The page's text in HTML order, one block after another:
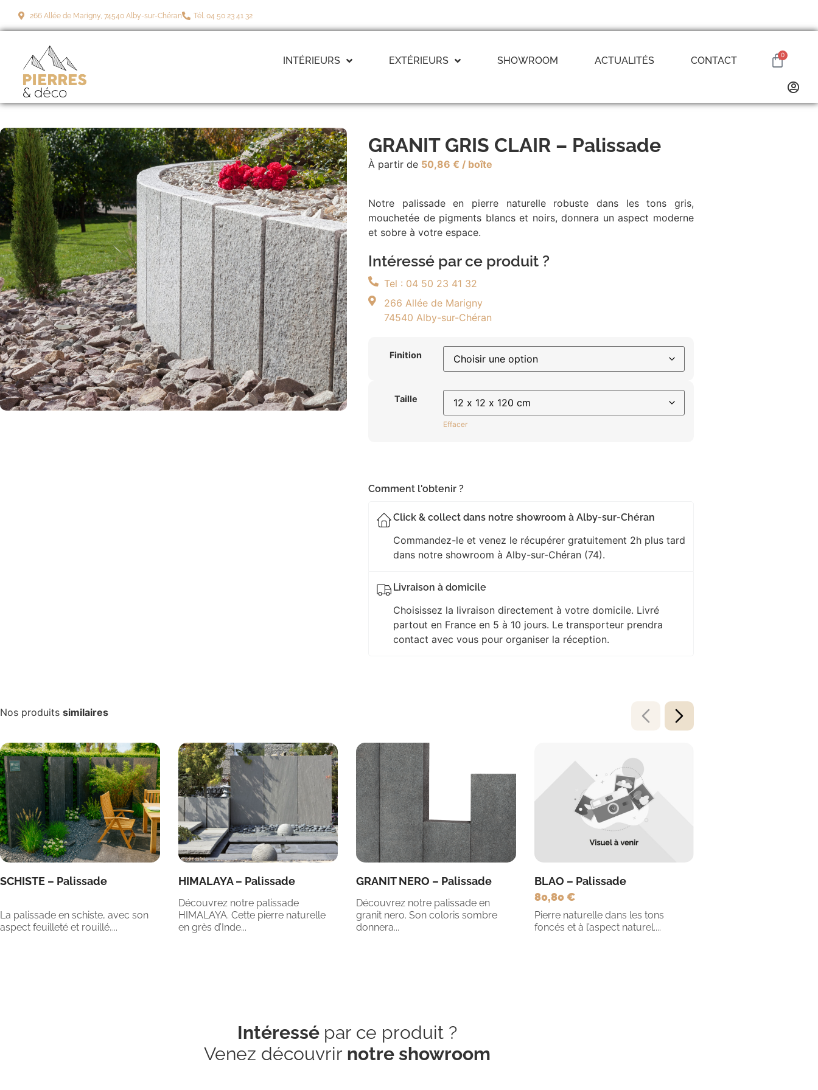
266 Allée de Marigny, 74540 Alby-sur-Chéran Tél. 04 50 23 41 32
INTÉRIEURS
Découvrir
EXTÉRIEURS
Parement
Découvrir
Graviers & Galets
Découvrir
Couvertine
Bordure
Découvrir
Bloc marche Pas japonais
Palissade
Découvrir
SHOWROOM ACTUALITÉS CONTACT 0
GRANIT GRIS CLAIR – Palissade
À partir de 50,86 € / boîte
Notre palissade en pierre naturelle robuste dans les tons gris,
mouchetée de pigments blancs et noirs, donnera un aspect moderne
et sobre à votre espace.
Intéressé par ce produit ?
Tel : 04 50 23 41 32
266 Allée de Marigny
74540 Alby-sur-Chéran
Finition
Taille
Effacer
Comment l'obtenir ?
Click & collect dans notre showroom à Alby-sur-Chéran
Commandez-le et venez le récupérer gratuitement 2h plus tard
dans notre showroom à Alby-sur-Chéran (74).
Livraison à domicile
Choisissez la livraison directement à votre domicile. Livré
partout en France en 5 à 10 jours. Le transporteur prendra
contact avec vous pour organiser la réception.
Nos produits similaires
SCHISTE – Palissade
La palissade en schiste, avec son
aspect feuilleté et rouillé,...
HIMALAYA – Palissade
Découvrez notre palissade
HIMALAYA. Cette pierre naturelle
en grès d’Inde...
GRANIT NERO – Palissade
Découvrez notre palissade en
granit nero. Son coloris sombre
donnera...
BLAO – Palissade
80,80 €
Pierre naturelle dans les tons
foncés et à l’aspect naturel....
Intéressé par ce produit ?
Venez découvrir notre showroom